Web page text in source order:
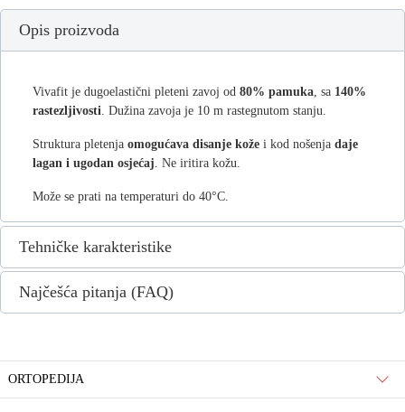
ORTOPEDIJA
Opis proizvoda
Vivafit je dugoelastični pleteni zavoj od 80% pamuka , sa 140%
rastezljivosti . Dužina zavoja je 10 m rastegnutom stanju.
Struktura pletenja omogućava disanje kože i kod nošenja daje
lagan i ugodan osjećaj . Ne iritira kožu.
Može se prati na temperaturi do 40°C.
Tehničke karakteristike
Najčešća pitanja (FAQ)